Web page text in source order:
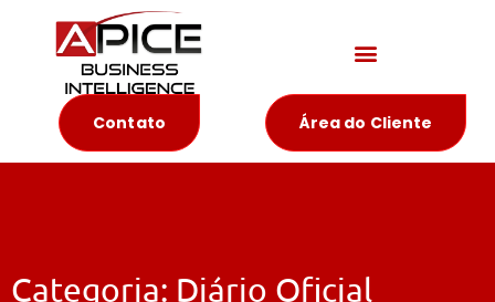
Contato Área do Cliente
Categoria: Diário Oficial